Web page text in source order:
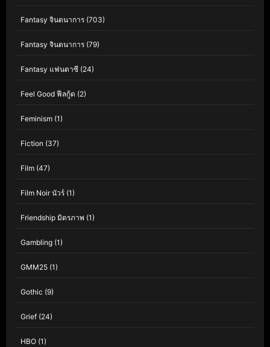
Fantasy จินตนาการ (703)
Fantasy จินตนาการ (79)
Fantasy แฟนตาซี (24)
Feel Good ฟีลกู้ด (2)
Feminism (1)
Fiction (37)
Film (47)
Film Noir นัวร์ (1)
Friendship มิตรภาพ (1)
Gambling (1)
GMM25 (1)
Gothic (9)
Grief (24)
HBO (1)